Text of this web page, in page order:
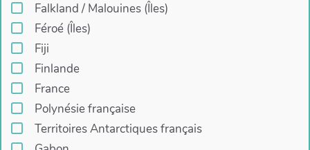
Falkland / Malouines (Îles)
Féroé (Îles)
Fiji
Finlande
France
Polynésie française
Territoires Antarctiques français